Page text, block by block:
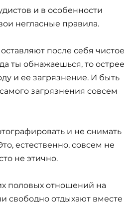
и в особенности
негласные правила.
после себя чистое
ты обнажаешься, то острее
и ее загрязнение. И быть
загрязнения совсем
и не снимать
естественно, совсем не
не этично.
половых отношений на
свободно отдыхают вместе